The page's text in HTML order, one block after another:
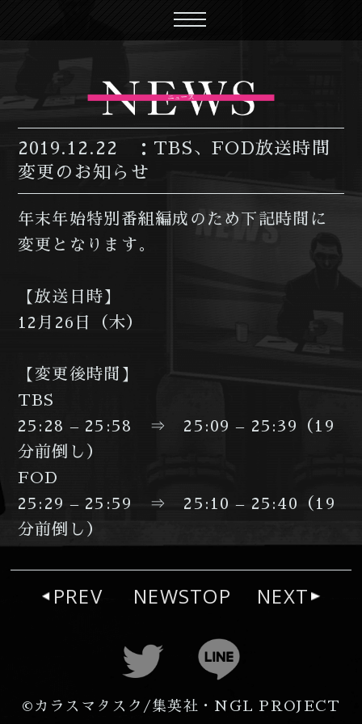
2019.12.22
TBS、FOD放送時間
変更のお知らせ
年末年始特別番組編成のため下記時間に
変更となります。
【放送日時】
12月26日（木）
【変更後時間】
TBS
25:28 – 25:58 ⇒ 25:09 – 25:39（19
分前倒し）
FOD
25:29 – 25:59 ⇒ 25:10 – 25:40（19
分前倒し）
PREV NEWSTOP NEXT
©カラスマタスク/集英社・NGL PROJECT